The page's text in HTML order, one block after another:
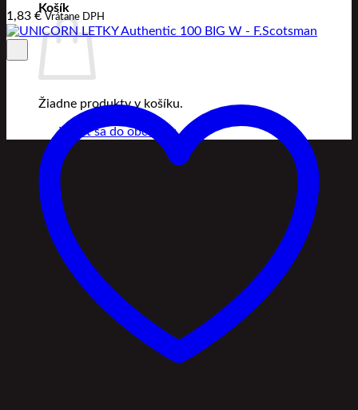
Košík
Žiadne produkty v košíku.
Vrátiť sa do obchodu
1,83 € Vrátane DPH